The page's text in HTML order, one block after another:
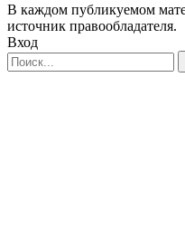
В каждом публикуемом
источник правообладателя.
Вход